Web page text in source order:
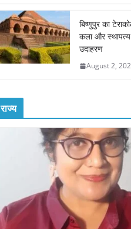
बिष्णुपुर का
कला और
August 2,
राज्य